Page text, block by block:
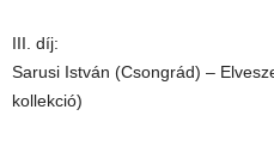
III. díj:
Sarusi István (Csongrád) –
kollekció)